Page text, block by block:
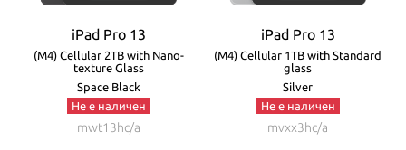
iPad Pro 13
(M4) Cellular 2TB with Nano-
texture Glass
Space Black
Не е наличен
mwt13hc/a
iPad Pro 13
(M4) Cellular 1TB with Standard
glass
Silver
Не е наличен
mvxx3hc/a